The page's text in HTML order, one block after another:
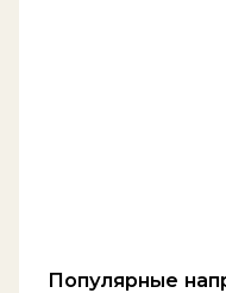
Популярные